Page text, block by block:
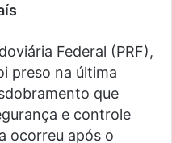
Federal (PRF),
preso na última
que
e controle
ocorreu após o